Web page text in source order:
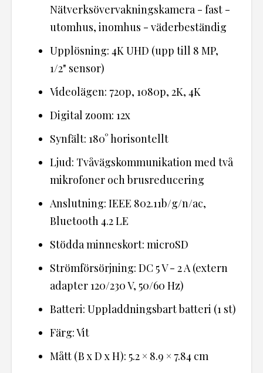
Nätverksövervakningskamera - fast -
utomhus, inomhus - väderbeständig
Upplösning: 4K UHD (upp till 8 MP,
1/2" sensor)
Videolägen: 720p, 1080p, 2K, 4K
Digital zoom: 12x
Synfält: 180° horisontellt
Ljud: Tvåvägskommunikation med två
mikrofoner och brusreducering
Anslutning: IEEE 802.11b/g/n/ac,
Bluetooth 4.2 LE
Stödda minneskort: microSD
Strömförsörjning: DC 5 V - 2 A (extern
adapter 120/230 V, 50/60 Hz)
Batteri: Uppladdningsbart batteri (1 st)
Färg: Vit
Mått (B x D x H): 5.2 × 8.9 × 7.84 cm